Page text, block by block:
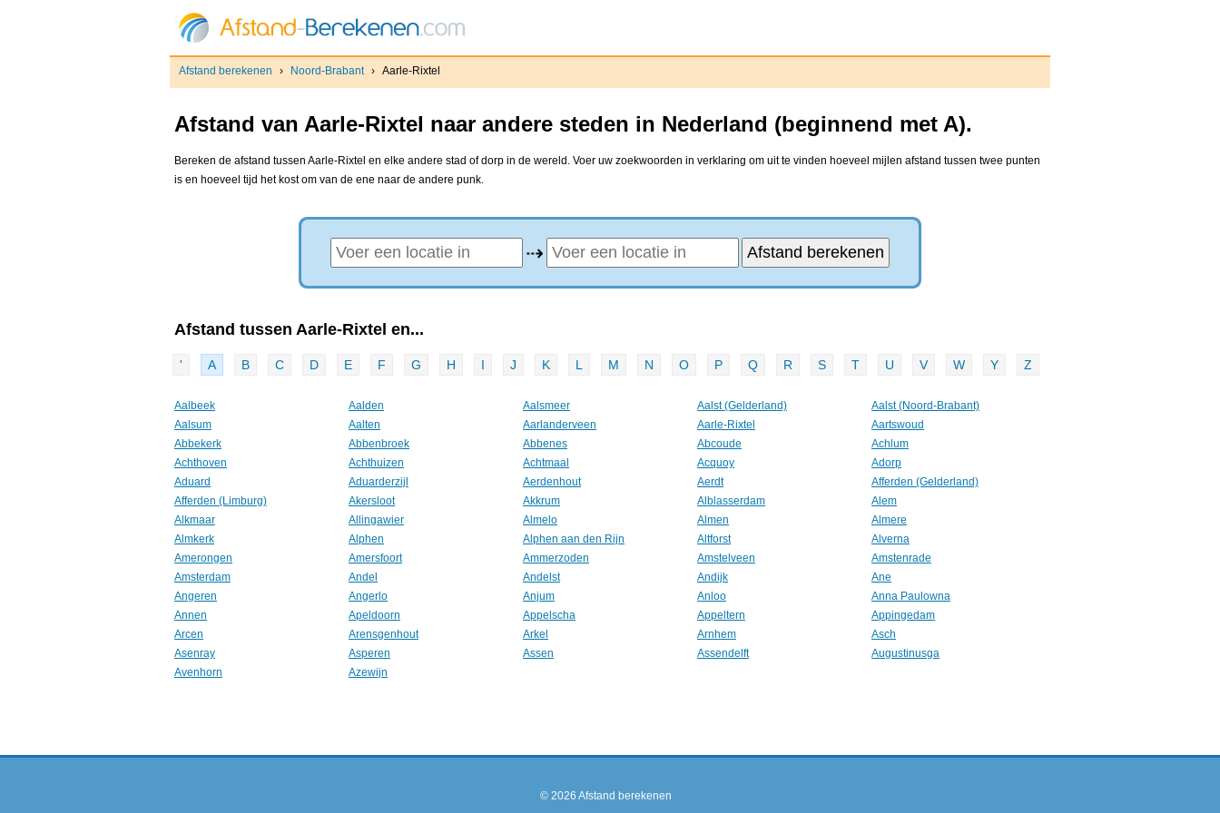
Afstand berekenen › Noord-Brabant › Aarle-Rixtel
Afstand van Aarle-Rixtel naar andere steden in Nederland (beginnend met A).
Bereken de afstand tussen Aarle-Rixtel en elke andere stad of dorp in de wereld. Voer uw zoekwoorden in verklaring om uit te vinden hoeveel mijlen afstand tussen twee punten
is en hoeveel tijd het kost om van de ene naar de andere punk.
⇢
Afstand tussen Aarle-Rixtel en...
' A B C D E F G H I J K L M N O P Q R S T U V W Y Z
Aalbeek Aalden Aalsmeer Aalst (Gelderland)
Aalst (Noord-Brabant)
Aalsum
Aalten Aarlanderveen Aarle-Rixtel
Aartswoud
Abbekerk
Abbenbroek Abbenes Abcoude
Achlum
Achthoven
Achthuizen Achtmaal Acquoy
Adorp
Aduard
Aduarderzijl Aerdenhout Aerdt
Afferden (Gelderland)
Afferden (Limburg)
Akersloot Akkrum Alblasserdam
Alem
Alkmaar
Allingawier Almelo Almen
Almere
Almkerk
Alphen Alphen aan den Rijn Altforst
Alverna
Amerongen
Amersfoort Ammerzoden Amstelveen
Amstenrade
Amsterdam
Andel Andelst Andijk
Ane
Angeren
Angerlo Anjum Anloo
Anna Paulowna
Annen
Apeldoorn Appelscha Appeltern
Appingedam
Arcen
Arensgenhout Arkel Arnhem
Asch
Asenray
Asperen Assen Assendelft
Augustinusga
Avenhorn
Azewijn
© 2026 Afstand berekenen